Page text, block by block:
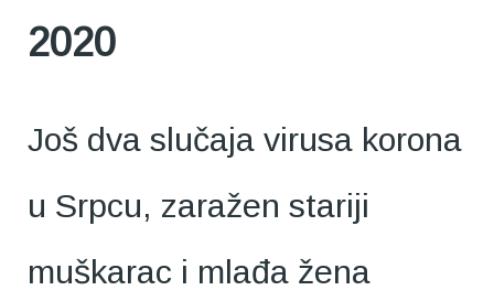
2020
Još dva slučaja virusa korona
u Srpcu, zaražen stariji
muškarac i mlađa žena